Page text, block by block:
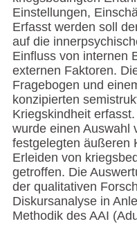
Einstellungen,
Erfasst werden soll
auf die
Einfluss von internen
externen Faktoren.
Fragebogen und
konzipierten
Kriegskindheit
wurde einen Auswahl
festgelegten äußeren
Erleiden von
getroffen. Die
der qualitativen
Diskursanalyse in
Methodik des AAI